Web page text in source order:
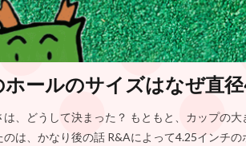
ホールのサイズはなぜ直
は、どうして決まった？ もともと、カップの
のは、かなり後の話 R&Aによって4.25インチ